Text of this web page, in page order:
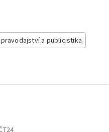
a publicistika